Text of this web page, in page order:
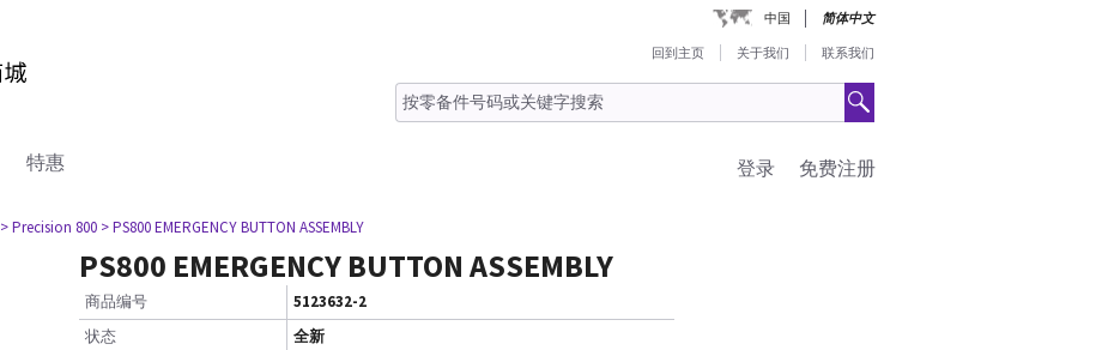
中国 简体中文
回到主页 关于我们 联系我们
特惠 免费注册
登录
> Precision 800 > PS800 EMERGENCY BUTTON ASSEMBLY
PS800 EMERGENCY BUTTON ASSEMBLY
商品编号
5123632-2
状态
全新